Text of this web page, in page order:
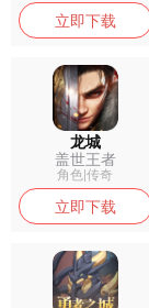
立即下载
龙城
盖世王者
角色|传奇
立即下载